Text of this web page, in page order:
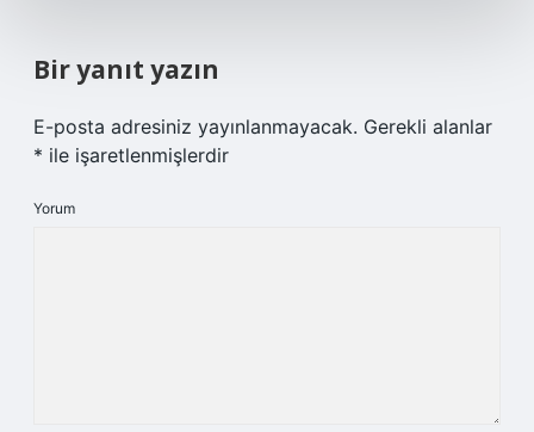
Bir yanıt yazın
E-posta adresiniz yayınlanmayacak. Gerekli alanlar
* ile işaretlenmişlerdir
Yorum